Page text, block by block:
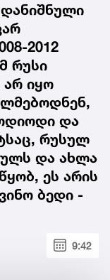
2012
რუსი
იყო
და
რუსულ
და ახლა
ეს არის
ბედი -
9:42